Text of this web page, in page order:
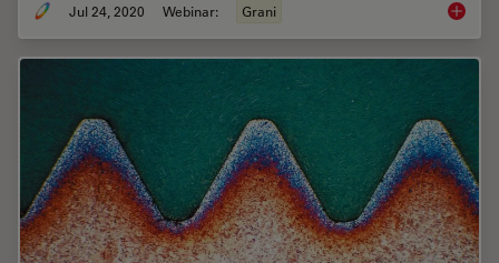
Jul 24, 2020 Webinar: Grani